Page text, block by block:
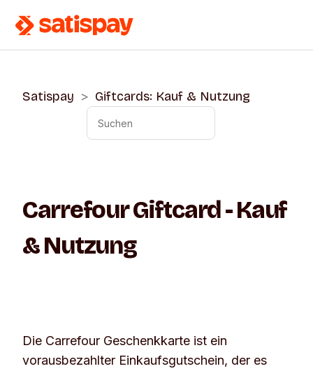
Satispay Giftcards: Kauf & Nutzung
Carrefour Giftcard - Kauf
& Nutzung
Die Carrefour Geschenkkarte ist ein
vorausbezahlter Einkaufsgutschein, der es